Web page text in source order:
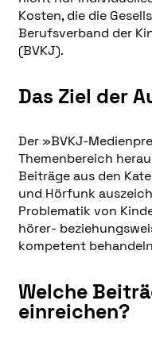
Kosten, die die
Berufsverband der
(BVKJ).
Das Ziel der
Der »BVKJ-
Themenbereich
Beiträge aus den
und Hörfunk
Problematik von
hörer-
kompetent
Welche
einreichen?